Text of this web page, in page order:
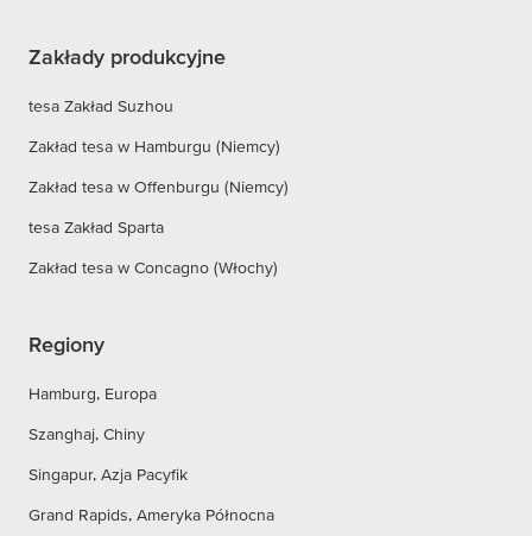
Zakłady produkcyjne
tesa Zakład Suzhou
Zakład tesa w Hamburgu (Niemcy)
Zakład tesa w Offenburgu (Niemcy)
tesa Zakład Sparta
Zakład tesa w Concagno (Włochy)
Regiony
Hamburg, Europa
Szanghaj, Chiny
Singapur, Azja Pacyfik
Grand Rapids, Ameryka Północna